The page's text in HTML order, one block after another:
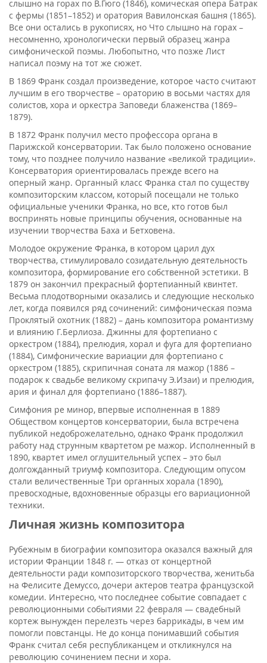
слышно на горах по В.Гюго (1846), комическая опера Батрак
с фермы (1851–1852) и оратория Вавилонская башня (1865).
Все они остались в рукописях, но Что слышно на горах –
несомненно, хронологически первый образец жанра
симфонической поэмы. Любопытно, что позже Лист
написал поэму на тот же сюжет.
В 1869 Франк создал произведение, которое часто считают
лучшим в его творчестве – ораторию в восьми частях для
солистов, хора и оркестра Заповеди блаженства (1869–
1879).
В 1872 Франк получил место профессора органа в
Парижской консерватории. Так было положено основание
тому, что позднее получило название «великой традиции».
Консерватория ориентировалась прежде всего на
оперный жанр. Органный класс Франка стал по существу
композиторским классом, который посещали не только
официальные ученики Франка, но все, кто готов был
воспринять новые принципы обучения, основанные на
изучении творчества Баха и Бетховена.
Молодое окружение Франка, в котором царил дух
творчества, стимулировало созидательную деятельность
композитора, формирование его собственной эстетики. В
1879 он закончил прекрасный фортепианный квинтет.
Весьма плодотворными оказались и следующие несколько
лет, когда появился ряд сочинений: симфоническая поэма
Проклятый охотник (1882) – дань композитора романтизму
и влиянию Г.Берлиоза. Джинны для фортепиано с
оркестром (1884), прелюдия, хорал и фуга для фортепиано
(1884), Симфонические вариации для фортепиано с
оркестром (1885), скрипичная соната ля мажор (1886 –
подарок к свадьбе великому скрипачу Э.Изаи) и прелюдия,
ария и финал для фортепиано (1886–1887).
Симфония ре минор, впервые исполненная в 1889
Обществом концертов консерватории, была встречена
публикой недоброжелательно, однако Франк продолжил
работу над струнным квартетом ре мажор. Исполненный в
1890, квартет имел оглушительный успех – это был
долгожданный триумф композитора. Следующим опусом
стали величественные Три органных хорала (1890),
превосходные, вдохновенные образцы его вариационной
техники.
Личная жизнь композитора
Рубежным в биографии композитора оказался важный для
истории Франции 1848 г. — отказ от концертной
деятельности ради композиторского творчества, женитьба
на Фелисите Демуссо, дочери актеров театра французской
комедии. Интересно, что последнее событие совпадает с
революционными событиями 22 февраля — свадебный
кортеж вынужден перелезть через баррикады, в чем им
помогли повстанцы. Не до конца понимавший события
Франк считал себя республиканцем и откликнулся на
революцию сочинением песни и хора.